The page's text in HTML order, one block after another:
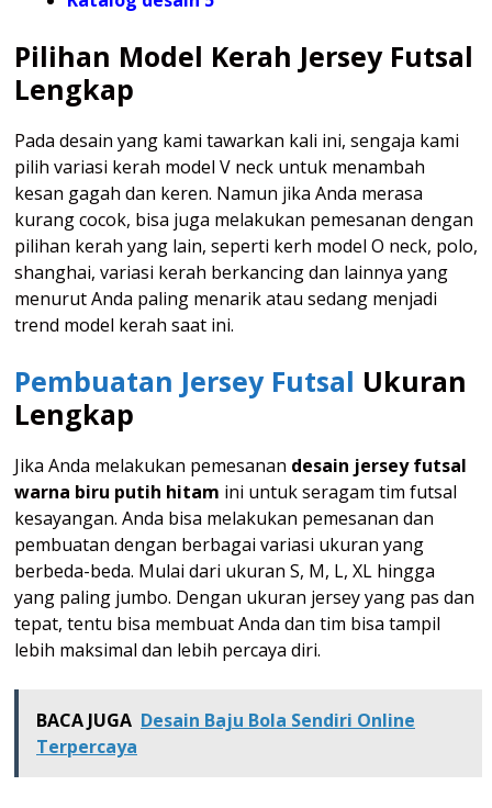
Pilihan Model Kerah Jersey Futsal
Lengkap
Pada desain yang kami tawarkan kali ini, sengaja kami
pilih variasi kerah model V neck untuk menambah
kesan gagah dan keren. Namun jika Anda merasa
kurang cocok, bisa juga melakukan pemesanan dengan
pilihan kerah yang lain, seperti kerh model O neck, polo,
shanghai, variasi kerah berkancing dan lainnya yang
menurut Anda paling menarik atau sedang menjadi
trend model kerah saat ini.
Pembuatan Jersey Futsal Ukuran
Lengkap
Jika Anda melakukan pemesanan desain jersey futsal
warna biru putih hitam ini untuk seragam tim futsal
kesayangan. Anda bisa melakukan pemesanan dan
pembuatan dengan berbagai variasi ukuran yang
berbeda-beda. Mulai dari ukuran S, M, L, XL hingga
yang paling jumbo. Dengan ukuran jersey yang pas dan
tepat, tentu bisa membuat Anda dan tim bisa tampil
lebih maksimal dan lebih percaya diri.
BACA JUGA Desain Baju Bola Sendiri Online
Terpercaya